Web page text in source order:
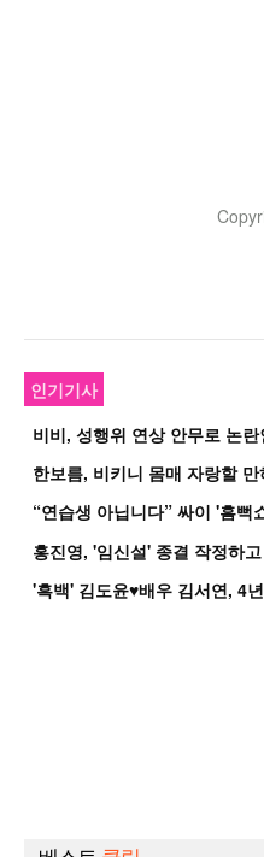
인기기사
한보름, 비키니 몸매 자랑할